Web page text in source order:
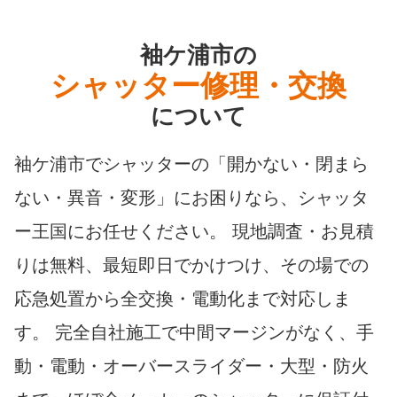
袖ケ浦市の
シャッター修理・交換
について
袖ケ浦市でシャッターの「開かない・閉まら
ない・異音・変形」にお困りなら、シャッタ
ー王国にお任せください。 現地調査・お見積
りは無料、最短即日でかけつけ、その場での
応急処置から全交換・電動化まで対応しま
す。 完全自社施工で中間マージンがなく、手
動・電動・オーバースライダー・大型・防火